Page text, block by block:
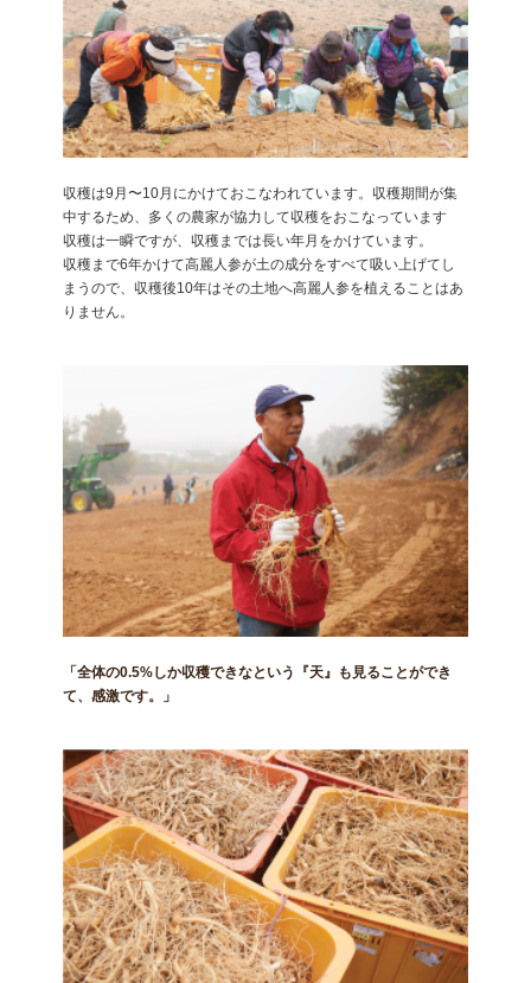
収穫は9月〜10月にかけておこなわれています。収穫期間が集
中するため、多くの農家が協力して収穫をおこなっています
収穫は一瞬ですが、収穫までは長い年月をかけています。
収穫まで6年かけて高麗人参が土の成分をすべて吸い上げてし
まうので、収穫後10年はその土地へ高麗人参を植えることはあ
りません。
「全体の0.5%しか収穫できなという『天』も見ることができ
て、感激です。」